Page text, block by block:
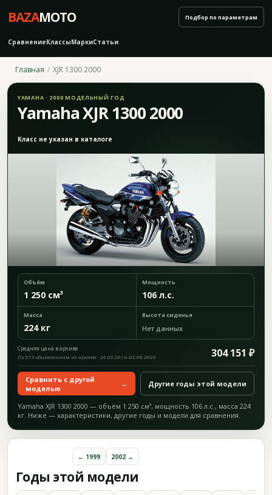
BAZAMOTO
СравнениеКлассыМаркиСтатьи
Подбор по параметрам
Главная XJR 1300 2000
YAMAHA · 2000 МОДЕЛЬНЫЙ ГОД
Yamaha XJR 1300 2000
Класс не указан в каталоге
Объём
1 250 см³
Мощность
106 л.с.
Масса
224 кг
Высота сиденья
Нет данных
Средняя цена в архиве 304 151 ₽
По 573 объявлениям из архива · 26.06.2014–02.08.2026
Сравнить с другой
моделью
→ Другие годы этой модели
Yamaha XJR 1300 2000 — объём 1 250 см³, мощность 106 л.с., масса 224
кг. Ниже — характеристики, другие годы и модели для сравнения.
Годы этой модели
← 1999 2002 →